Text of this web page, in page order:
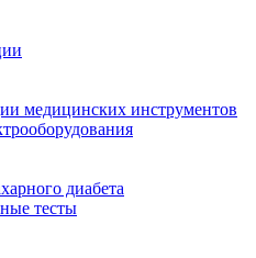
медицинских инструментов
диабета
тесты